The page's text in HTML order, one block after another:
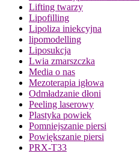
Lifting twarzy
Lipofilling
Lipoliza iniekcyjna
lipomodelling
Liposukcja
Lwia zmarszczka
Media o nas
Mezoterapia igłowa
Odmładzanie dłoni
Peeling laserowy
Plastyka powiek
Pomniejszanie piersi
Powiększanie piersi
PRX-T33